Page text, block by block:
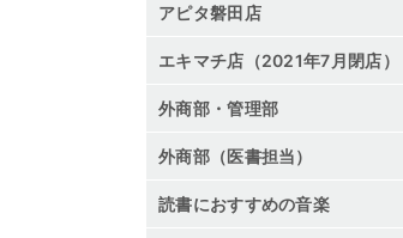
アピタ磐田店
エキマチ店（2021年7月閉店）
外商部・管理部
外商部（医書担当）
読書におすすめの音楽